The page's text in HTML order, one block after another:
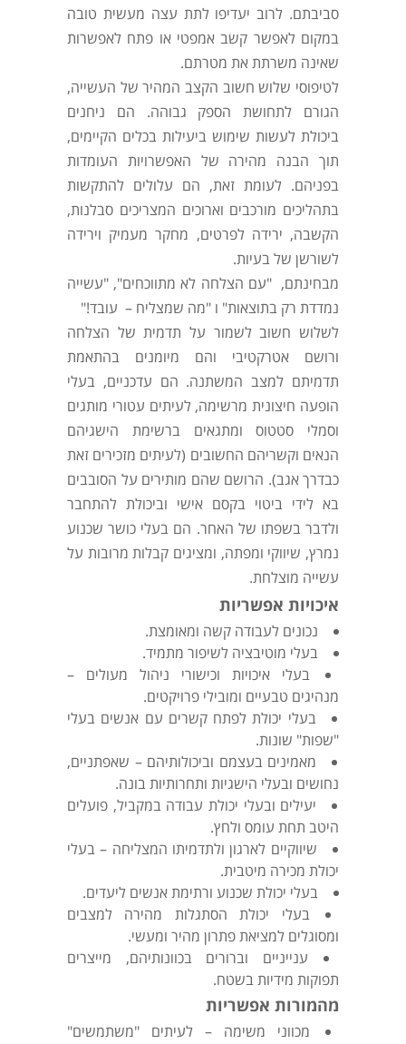
סביבתם. לרוב יעדיפו לתת עצה מעשית טובה
במקום לאפשר קשב אמפטי או פתח לאפשרות
שאינה משרתת את מטרתם.
לטיפוסי שלוש חשוב הקצב המהיר של העשייה,
הגורם לתחושת הספק גבוהה. הם ניחנים
ביכולת לעשות שימוש ביעילות בכלים הקיימים,
תוך הבנה מהירה של האפשרויות העומדות
בפניהם. לעומת זאת, הם עלולים להתקשות
בתהליכים מורכבים וארוכים המצריכים סבלנות,
הקשבה, ירידה לפרטים, מחקר מעמיק וירידה
לשורשן של בעיות.
מבחינתם, "עם הצלחה לא מתווכחים", "עשייה
נמדדת רק בתוצאות" ו "מה שמצליח – עובד!"
לשלוש חשוב לשמור על תדמית של הצלחה
ורושם אטרקטיבי והם מיומנים בהתאמת
תדמיתם למצב המשתנה. הם עדכניים, בעלי
הופעה חיצונית מרשימה, לעיתים עטורי מותגים
וסמלי סטטוס ומתגאים ברשימת הישגיהם
הנאים וקשריהם החשובים (לעיתים מזכירים זאת
כבדרך אגב). הרושם שהם מותירים על הסובבים
בא לידי ביטוי בקסם אישי וביכולת להתחבר
ולדבר בשפתו של האחר. הם בעלי כושר שכנוע
נמרץ, שיווקי ומפתה, ומציגים קבלות מרובות על
עשייה מוצלחת.
איכויות אפשריות
נכונים לעבודה קשה ומאומצת.
בעלי מוטיבציה לשיפור מתמיד.
בעלי איכויות וכישורי ניהול מעולים –
מנהיגים טבעיים ומובילי פרויקטים.
בעלי יכולת לפתח קשרים עם אנשים בעלי
"שפות" שונות.
מאמינים בעצמם וביכולותיהם – שאפתניים,
נחושים ובעלי הישגיות ותחרותיות בונה.
יעילים ובעלי יכולת עבודה במקביל, פועלים
היטב תחת עומס ולחץ.
שיווקיים לארגון ולתדמיתו המצליחה – בעלי
יכולת מכירה מיטבית.
בעלי יכולת שכנוע ורתימת אנשים ליעדים.
בעלי יכולת הסתגלות מהירה למצבים
ומסוגלים למציאת פתרון מהיר ומעשי.
ענייניים וברורים בכוונותיהם, מייצרים
תפוקות מידיות בשטח.
מהמורות אפשריות
מכווני משימה – לעיתים "משתמשים"